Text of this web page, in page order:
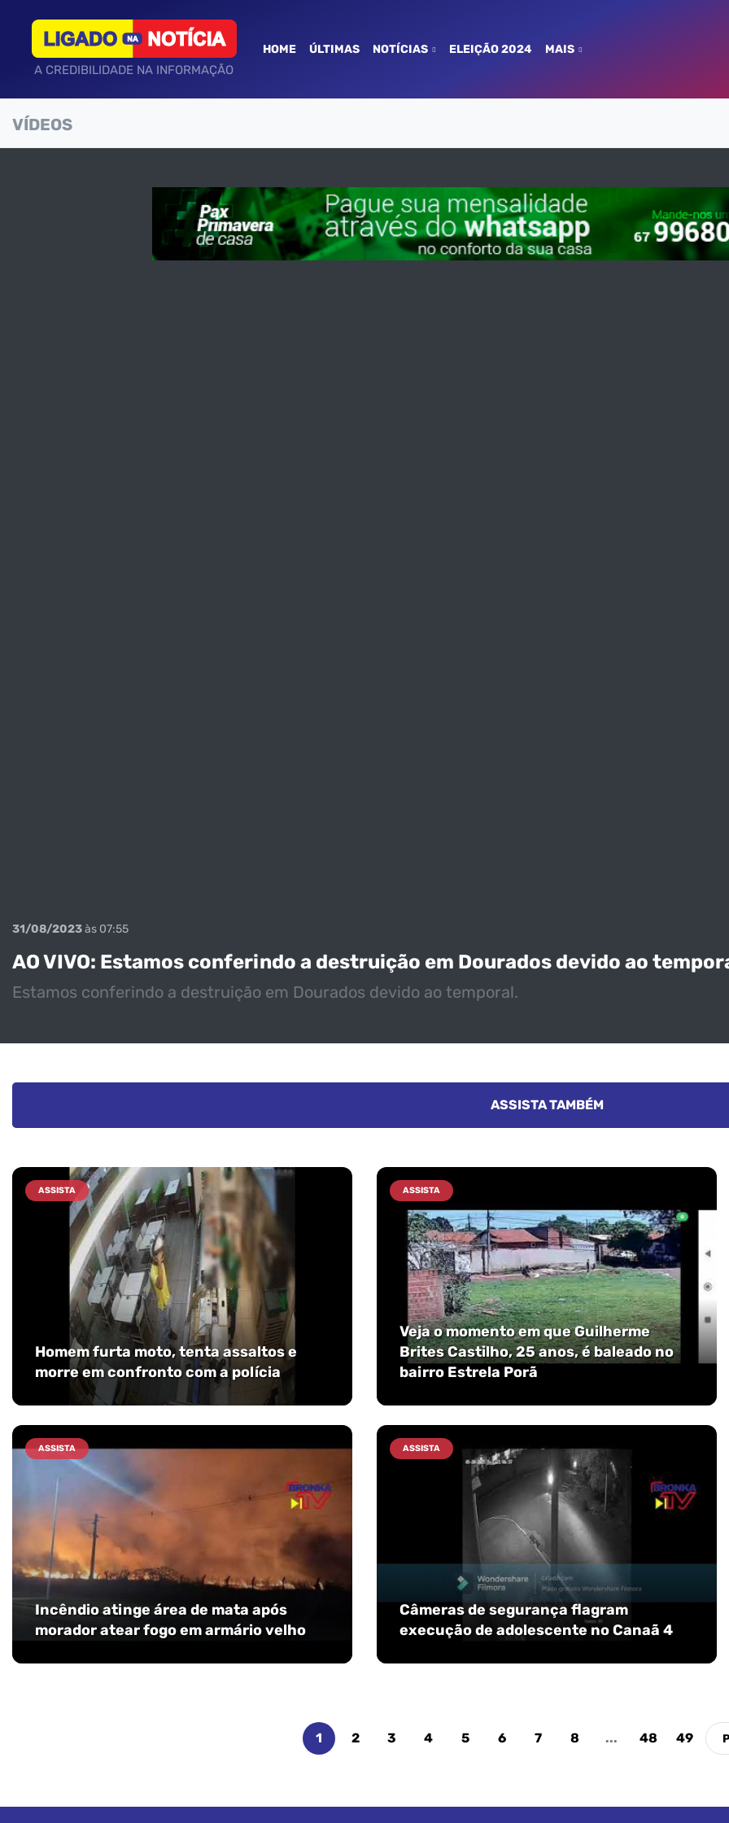
A CREDIBILIDADE NA INFORMAÇÃO
HOME ÚLTIMAS NOTÍCIAS ELEIÇÃO 2024 MAIS
VÍDEOS
31/08/2023às 07:55
AO VIVO: Estamos conferindo a destruição em Dourados devido ao
Estamos conferindo a destruição em Dourados devido ao temporal.
ASSISTA TAMBÉM
ASSISTA
Homem furta moto, tenta assaltos e
morre em confronto com a polícia
ASSISTA
Veja o momento em que Guilherme
Brites Castilho, 25 anos, é baleado no
bairro Estrela Porã
ASSISTA
Incêndio atinge área de mata após
morador atear fogo em armário velho
ASSISTA
Câmeras de segurança flagram
execução de adolescente no Canaã 4
1 2 3 4 5 6 7 8 ... 48 49